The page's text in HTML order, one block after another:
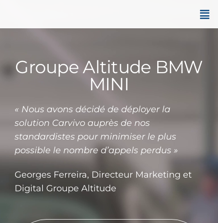
Groupe Altitude BMW
MINI
« Nous avons décidé de déployer la
solution Carvivo auprès de nos
standardistes pour minimiser le plus
possible le nombre d’appels perdus »
Georges Ferreira, Directeur Marketing et
Digital Groupe Altitude